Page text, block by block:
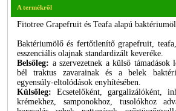
A termékről
Fitotree Grapefruit és Teafa alapú
Baktériumölő és fertőtlenítő grapefruit,
esszenciális olajnak standardizált keveréke.
Belsőleg: a szervezetnek a külső támadások
bél traktus zavarainak és a belek
egyensúly-eltolódások enyhítésében.
Külsőleg: Ecsetelőként, gargalizálóként,
krémekhez, samponokhoz, tusolókhoz